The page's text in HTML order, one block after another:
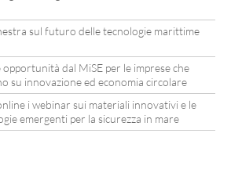
sul futuro delle tecnologie marittime
dal MiSE per le imprese che
su innovazione ed economia circolare
i webinar sui materiali innovativi e le
emergenti per la sicurezza in mare